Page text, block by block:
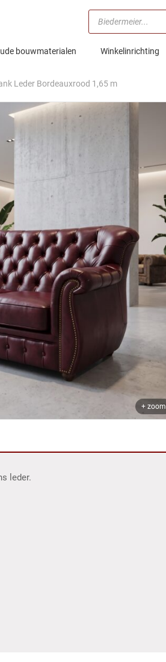
Producten
zoeken
bouwmaterialen Winkelinrichting
Leder Bordeauxrood 1,65 m
+ zoom
leder.